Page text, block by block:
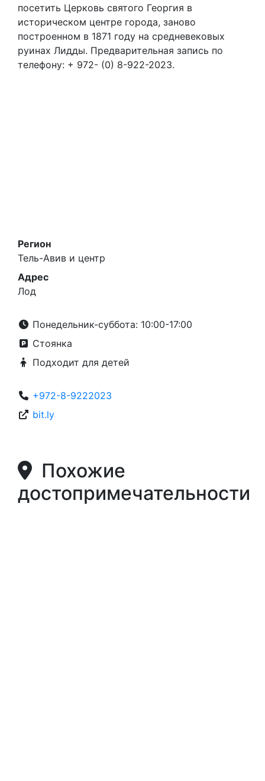
посетить Церковь святого Георгия в
историческом центре города, заново
построенном в 1871 году на средневековых
руинах Лидды. Предварительная запись по
телефону: + 972- (0) 8-922-2023.
Регион
Тель-Авив и центр
Адрес
Лод
Понедельник-суббота: 10:00-17:00
Стоянка
Подходит для детей
+972-8-9222023
bit.ly
Похожие
достопримечательности